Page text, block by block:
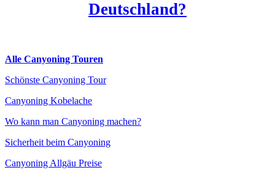
Deutschland?
Alle Canyoning Touren
Schönste Canyoning Tour
Canyoning Kobelache
Wo kann man Canyoning machen?
Sicherheit beim Canyoning
Canyoning Allgäu Preise